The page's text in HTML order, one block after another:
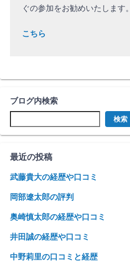
ぐの参加をお勧めいたします。
こちら
ブログ内検索
検索
最近の投稿
武藤貴大の経歴や口コミ
岡部遼太郎の評判
奥崎慎太郎の経歴や口コミ
井田誠の経歴や口コミ
中野莉里の口コミと経歴